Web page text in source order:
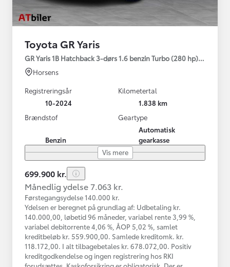
Toyota GR Yaris
GR Yaris 1B Hatchback 3-dørs 1.6 benzin Turbo (280 hp) Aut.
Horsens
Registreringsår
10-2024
Kilometertal
1.838 km
Brændstof
Benzin
Geartype
Automatisk
gearkasse
Vis mere
699.900 kr.
Månedlig ydelse 7.063 kr.
Førstegangsydelse 140.000 kr.
Ydelsen er beregnet på grundlag af: Udbetaling kr.
140.000,00, løbetid 96 måneder, variabel rente 3,99 %,
variabel debitorrente 4,06 %, ÅOP 5,02 %, samlet
kreditbeløb kr. 559.900,00. Samlede kreditomk. kr.
118.172,00. I alt tilbagebetales kr. 678.072,00. Positiv
kreditgodkendelse og ingen registrering hos RKI